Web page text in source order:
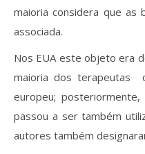
maioria considera que as
associada.
Nos EUA este objeto era
maioria dos terapeutas
europeu;
passou a ser também
autores também